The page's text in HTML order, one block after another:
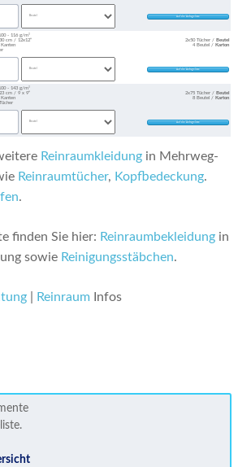
- 116 g/m²
cm / 12x12“
Kanten
2x50 Tücher /Beutel
4 Beutel /Karton
- 143 g/m²
cm / 9 x 9“
Kanten
2x75 Tücher /Beutel
8 Beutel /Karton
Reinraumkleidungin Mehrweg-
Reinraumtücher, Kopfbedeckung.
.
finden Sie hier: Reinraumbekleidungin
sowie Reinigungsstäbchen.
| Reinraum Infos